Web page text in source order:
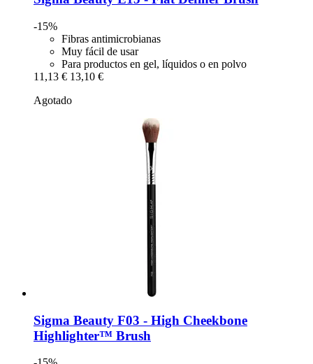
-15%
Fibras antimicrobianas
Muy fácil de usar
Para productos en gel, líquidos o en polvo
11,13 € 13,10 €
Agotado
Sigma Beauty F03 -​ High Cheekbone
Highlighter™ Brush